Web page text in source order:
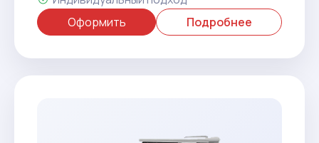
Оформить
Подробнее